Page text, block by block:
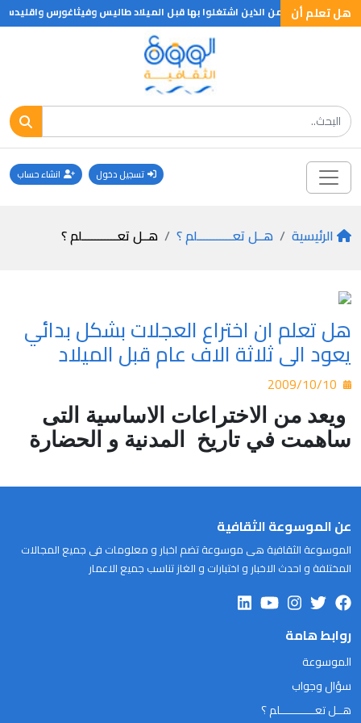
هل تعلم أن
والدهور ومن الذين اشتغلوا بها قبل الميلاد طاليس وفيثاغورس
تسجيل دخول انشاء حساب
الرئيسية هــل تعـــــــــــلم ؟ هــل تعـــــــــــلم ؟
هل تعلم ان اختراع العجلات بشكل بدائي
يعود الى ثلاثة الاف عام قبل الميلاد
ويعد من الاختراعات الاساسية التى
ساهمت في تاريخ
المدنية و الحضارة
عن الموسوعة الثقافية
الموسوعة الثقافية هى موسوعة تضم اخبار و معلومات فى جميع المجالات
المختلفة و احدث الاخبار و اختبارات و الغاز تناسب جميع الاعمار
روابط هامة
الموسوعة
سؤال وجواب
هــل تعـــــــــــلم ؟